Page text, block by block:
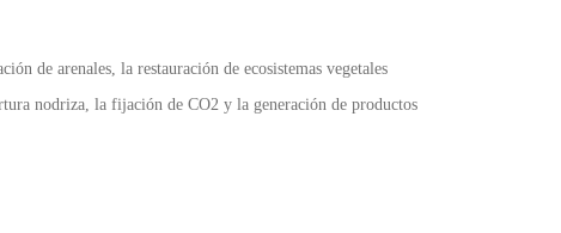
de arenales, la restauración de ecosistemas vegetales
nodriza, la fijación de CO2 y la generación de productos